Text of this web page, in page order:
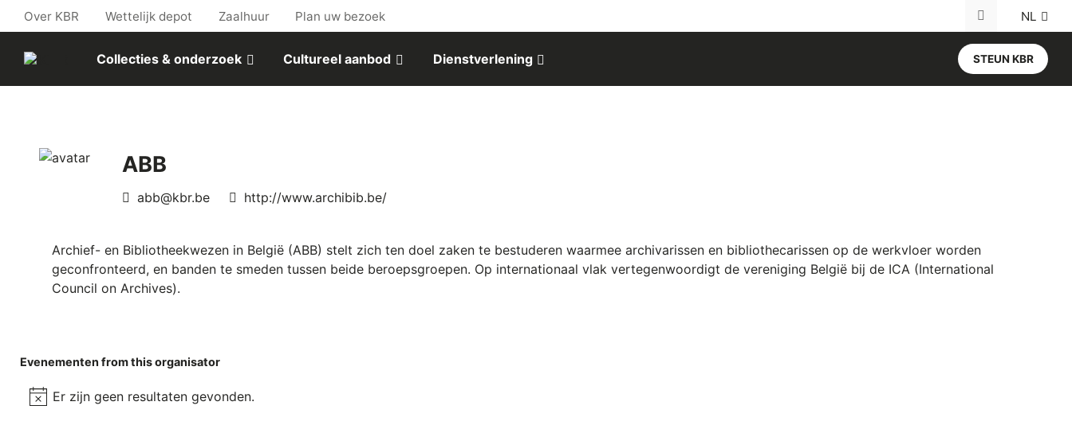
Skip to main content
Over KBR Wettelijk depot Zaalhuur Plan uw bezoek Search for: NL
Collecties & onderzoek Cultureel aanbod Dienstverlening STEUN KBR
ABB
E-
abb@kbr.be Website
http://www.archibib.be/
Archief- en Bibliotheekwezen in België (ABB) stelt zich ten doel zaken te bestuderen waarmee archivarissen en bibliothecarissen op de werkvloer worden
geconfronteerd, en banden te smeden tussen beide beroepsgroepen. Op internationaal vlak vertegenwoordigt de vereniging België bij de ICA (International
Council on Archives).
Evenementen from this organisator
Bericht
Er zijn geen resultaten gevonden.